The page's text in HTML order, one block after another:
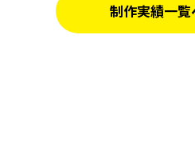
制作実績一覧